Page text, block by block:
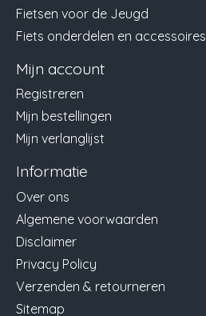
Fietsen voor de Jeugd
Fiets onderdelen en accessoires
Mijn account
Registreren
Mijn bestellingen
Mijn verlanglijst
Informatie
Over ons
Algemene voorwaarden
Disclaimer
Privacy Policy
Verzenden & retourneren
Sitemap